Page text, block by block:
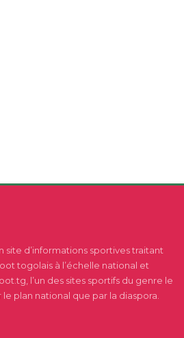
d’informations sportives traitant
togolais à l’échelle national et
l’un des sites sportifs du genre le
le plan national que par la diaspora.